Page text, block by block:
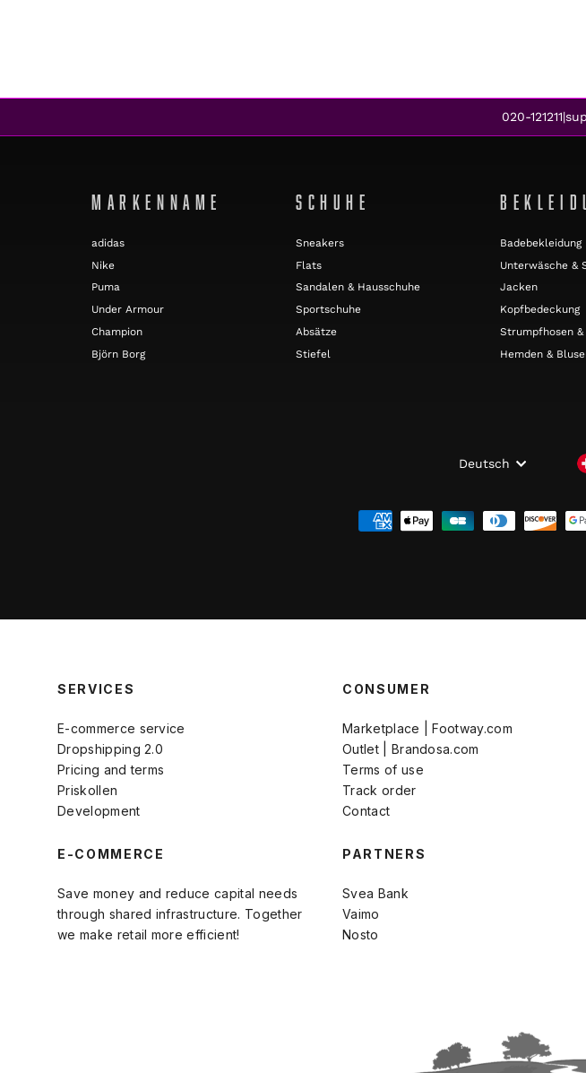
020-121211|
MARKENNAME
adidas
Nike
Puma
Under Armour
Champion
Björn Borg
SCHUHE
Sneakers
Flats
Sandalen & Hausschuhe
Sportschuhe
Absätze
Stiefel
Badebekleidung
Unterwäsche &
Jacken
Kopfbedeckung
Strumpfhosen &
Hemden &
SPRACHE
Deutsch
SERVICES
E-commerce service
Dropshipping 2.0
Pricing and terms
Priskollen
Development
CONSUMER
Marketplace | Footway.com
Outlet | Brandosa.com
Terms of use
Track order
Contact
E-COMMERCE
Save money and reduce capital needs
through shared infrastructure. Together
we make retail more efficient!
PARTNERS
Svea Bank
Vaimo
Nosto